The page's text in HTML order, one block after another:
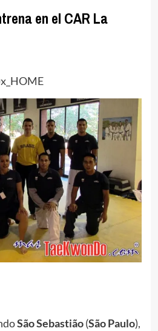
en el CAR La
São Sebastião(São Paulo),